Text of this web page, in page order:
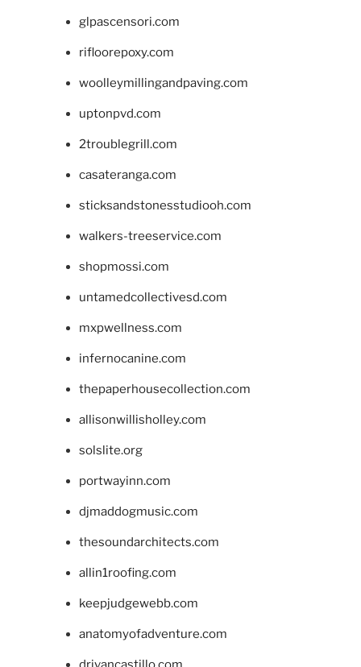
glpascensori.com
rifloorepoxy.com
woolleymillingandpaving.com
uptonpvd.com
2troublegrill.com
casateranga.com
sticksandstonesstudiooh.com
walkers-treeservice.com
shopmossi.com
untamedcollectivesd.com
mxpwellness.com
infernocanine.com
thepaperhousecollection.com
allisonwillisholley.com
solslite.org
portwayinn.com
djmaddogmusic.com
thesoundarchitects.com
allin1roofing.com
keepjudgewebb.com
anatomyofadventure.com